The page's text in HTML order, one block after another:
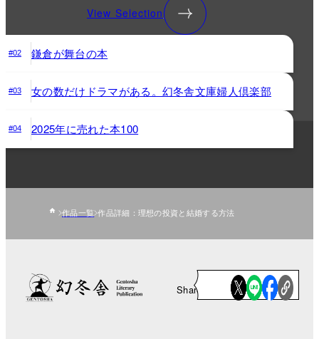
View Selection
#02 鎌倉が舞台の本
#03 女の数だけドラマがある。幻冬舎文庫婦人倶楽部
#04 2025年に売れた本100
作品一覧 作品詳細：理想の投資と結婚する方法
Share